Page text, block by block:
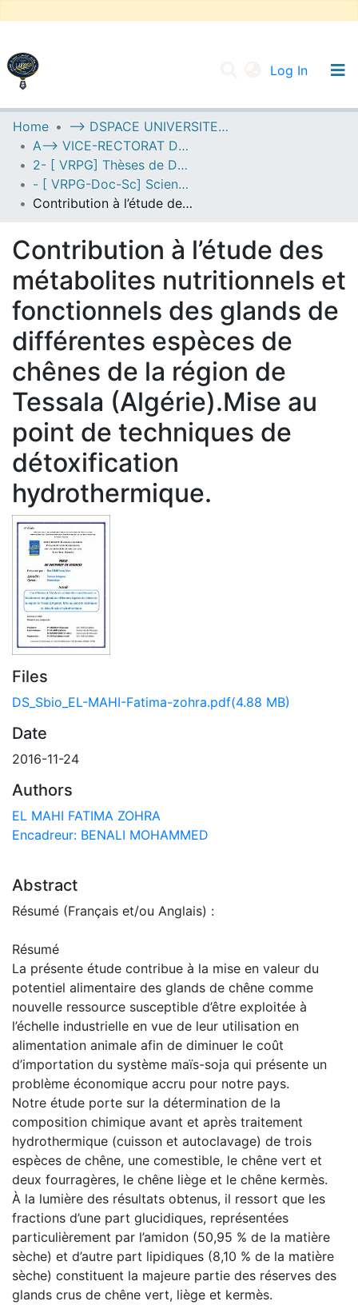
Log In
UNIVERSITY OF D.L SIDI BEL ABBES
Communities & Collections
All of DSpace
Statistics
Home
--> DSPACE UNIVERSITE DJILALLI LIABES DE SIDI BEL ABBES
A--> VICE-RECTORAT DE LA POST-GRADUATION
2- [ VRPG] Thèses de Doctorat en Sciences
- [ VRPG-Doc-Sc] Sciences biologiques --- علوم بيولوجية
Contribution à l’étude des métabolites nutritionnels et fonctionnels des glands de différentes espèces de chênes de la région de Tessala (Algérie).Mise au point de techniques de détoxification hydrothermique.
Contribution à l’étude des
métabolites nutritionnels et
fonctionnels des glands de
différentes espèces de
chênes de la région de
Tessala (Algérie).Mise au
point de techniques de
détoxification
hydrothermique.
Files
DS_Sbio_EL-MAHI-Fatima-zohra.pdf(4.88 MB)
Date
2016-11-24
Authors
EL MAHI FATIMA ZOHRA
Encadreur: BENALI MOHAMMED
Abstract
Résumé (Français et/ou Anglais) :
Résumé
La présente étude contribue à la mise en valeur du
potentiel alimentaire des glands de chêne comme
nouvelle ressource susceptible d’être exploitée à
l’échelle industrielle en vue de leur utilisation en
alimentation animale afin de diminuer le coût
d’importation du système maïs-soja qui présente un
problème économique accru pour notre pays.
Notre étude porte sur la détermination de la
composition chimique avant et après traitement
hydrothermique (cuisson et autoclavage) de trois
espèces de chêne, une comestible, le chêne vert et
deux fourragères, le chêne liège et le chêne kermès.
À la lumière des résultats obtenus, il ressort que les
fractions d’une part glucidiques, représentées
particulièrement par l’amidon (50,95 % de la matière
sèche) et d’autre part lipidiques (8,10 % de la matière
sèche) constituent la majeure partie des réserves des
glands crus de chêne vert, liège et kermès.